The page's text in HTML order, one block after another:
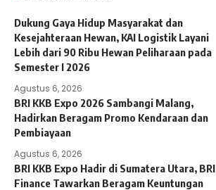
Dukung Gaya Hidup Masyarakat dan
Kesejahteraan Hewan, KAI Logistik Layani
Lebih dari 90 Ribu Hewan Peliharaan pada
Semester I 2026
Agustus 6, 2026
BRI KKB Expo 2026 Sambangi Malang,
Hadirkan Beragam Promo Kendaraan dan
Pembiayaan
Agustus 6, 2026
BRI KKB Expo Hadir di Sumatera Utara, BRI
Finance Tawarkan Beragam Keuntungan